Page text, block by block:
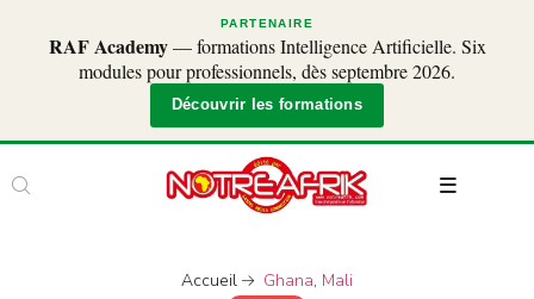
PARTENAIRE
RAF Academy— formations Intelligence Artificielle. Six
modules pour professionnels, dès septembre 2026.
Découvrir les formations
Accueil Ghana, Mali